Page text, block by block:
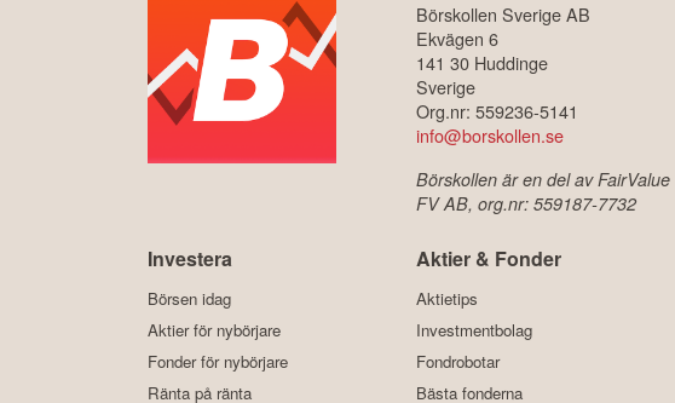
Börskollen Sverige AB
Ekvägen 6
141 30 Huddinge
Sverige
Org.nr: 559236-5141
info@borskollen.se
Börskollen är en del av FairValue
FV AB, org.nr: 559187-7732
Investera
Börsen idag
Aktier för nybörjare
Fonder för nybörjare
Ränta på ränta
Aktier & Fonder
Aktietips
Investmentbolag
Fondrobotar
Bästa fonderna